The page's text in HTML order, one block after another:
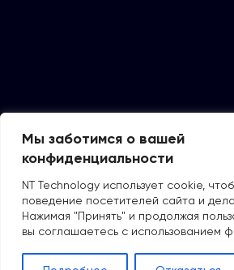
Мы заботимся о вашей
конфиденциальности
NT Technology использует cookie,
поведение посетителей сайта и
Нажимая "Принять" и продолжая
вы соглашаетесь с использованием